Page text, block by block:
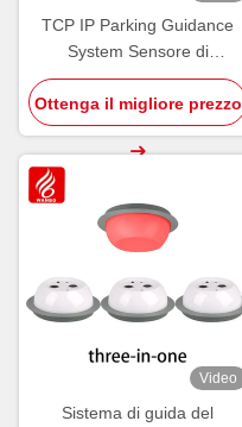
TCP IP Parking Guidance
System Sensore di
rilevamento PGS ad
ultrasuoni di tipo diviso
Ottenga il migliore prezzo
Video
Sistema di guida del